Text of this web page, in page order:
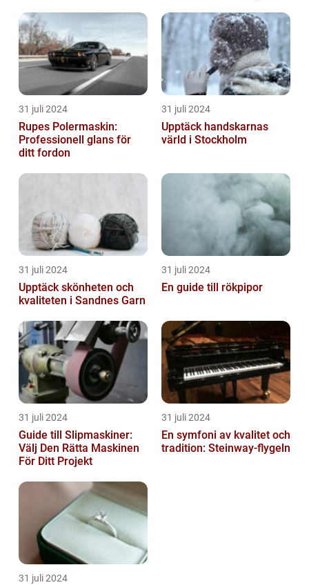
31 juli 2024
Rupes Polermaskin:
Professionell glans för
ditt fordon
31 juli 2024
Upptäck handskarnas
värld i Stockholm
31 juli 2024
Upptäck skönheten och
kvaliteten i Sandnes Garn
31 juli 2024
En guide till rökpipor
31 juli 2024
Guide till Slipmaskiner:
Välj Den Rätta Maskinen
För Ditt Projekt
31 juli 2024
En symfoni av kvalitet och
tradition: Steinway-flygeln
31 juli 2024